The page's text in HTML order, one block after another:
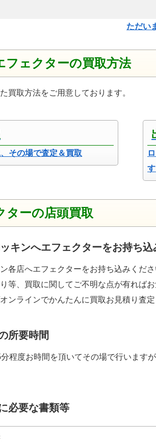
ただい
フェクターの買取方法
買取方法をご用意しております。
その場で査定＆買取
す
ターの店頭買取
キンへエフェクターをお持ち
各店へエフェクターをお持ち込みくだ
等、買取に関してご不明な点が有れば
ンラインでかんたんに買取お見積り査
所要時間
程度お時間を頂いてその場で行います
必要な書類等